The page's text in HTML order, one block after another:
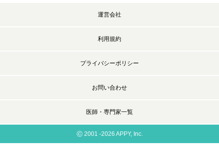
運営会社
利用規約
プライバシーポリシー
お問い合わせ
医師・専門家一覧
©2001 -2026 APPY, Inc.